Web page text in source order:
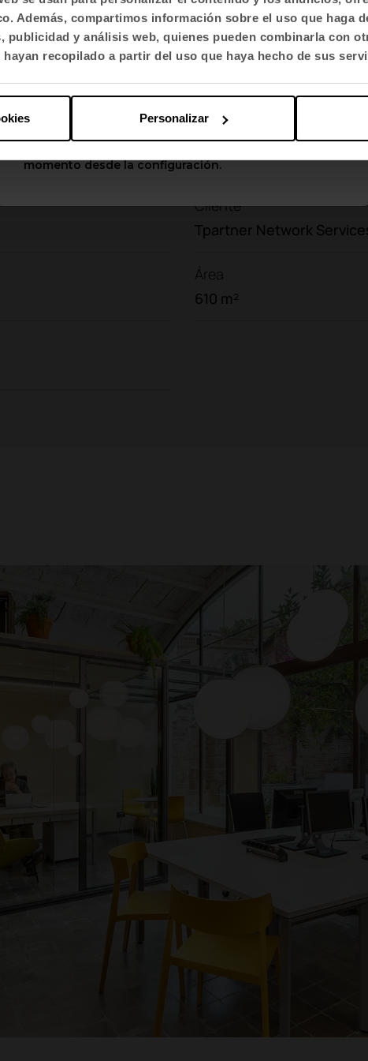
Además, compartimos información sobre el uso que haga
publicidad y análisis web, quienes pueden combinarla con
recopilado a partir del uso que haya hecho de sus
Personalizar
de color a las diferentes zonas”, añade Colet.
Cliente
Tpartner Network
Área
610 m²
Selecciona idioma
English US
Aplicar
momento desde la configuración.